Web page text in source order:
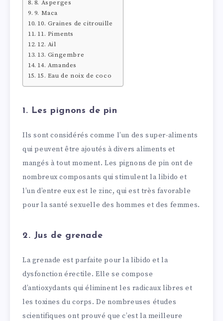
8. Asperges
9. Maca
10. Graines de citrouille
11. Piments
12. Ail
13. Gingembre
14. Amandes
15. Eau de noix de coco
1. Les pignons de pin
Ils sont considérés comme l’un des super-aliments
qui peuvent être ajoutés à divers aliments et
mangés à tout moment. Les pignons de pin ont de
nombreux composants qui stimulent la libido et
l’un d’entre eux est le zinc, qui est très favorable
pour la santé sexuelle des hommes et des femmes.
2. Jus de grenade
La grenade est parfaite pour la libido et la
dysfonction érectile. Elle se compose
d’antioxydants qui éliminent les radicaux libres et
les toxines du corps. De nombreuses études
scientifiques ont prouvé que c’est la meilleure